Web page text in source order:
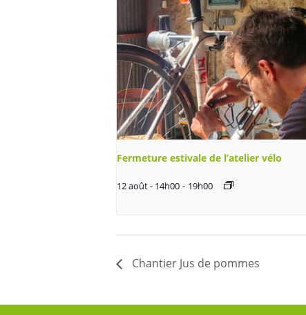
Fermeture estivale de l’atelier vélo
12 août - 14h00 - 19h00
Chantier Jus de pommes